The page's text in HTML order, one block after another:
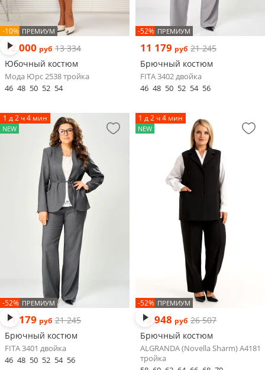
-10% ПРЕМИУМ
12 000 руб 13 334
Юбочный костюм
Мода Юрс 2538 тройка
46 48 50 52 54
-52% ПРЕМИУМ
11 179 руб 21 245
Брючный костюм
FITA 3402 двойка
46 48 50 52 54 56
1 д 2 ч 4 мин
NEW
-52% ПРЕМИУМ
11 179 руб 21 245
Брючный костюм
FITA 3401 двойка
46 48 50 52 54 56
1 д 2 ч 4 мин
NEW
-52% ПРЕМИУМ
13 948 руб 26 507
Брючный костюм
ALGRANDA (Novella Sharm) A4181
тройка